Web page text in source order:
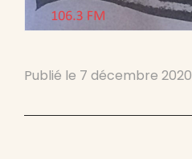
Publié le 7 décembre 2020